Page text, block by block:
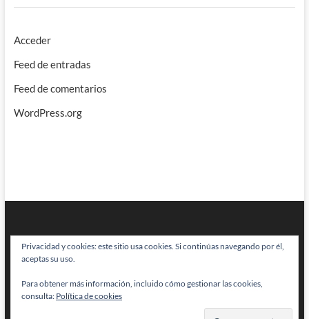
Acceder
Feed de entradas
Feed de comentarios
WordPress.org
BRAINSTOMPING| Diseñado por:Theme Freesia|WordPress| © Todos
los derechos reservados
Privacidad y cookies: este sitio usa cookies. Si continúas navegando por él,
aceptas su uso.
Para obtener más información, incluido cómo gestionar las cookies,
consulta: Política de cookies